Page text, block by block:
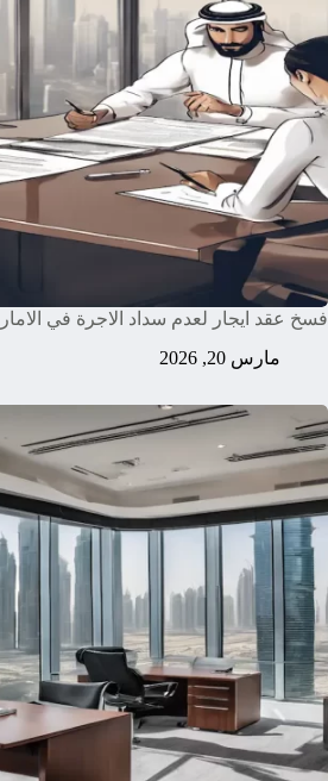
فسخ عقد ايجار لعدم سداد الاجرة في
مارس 20, 2026